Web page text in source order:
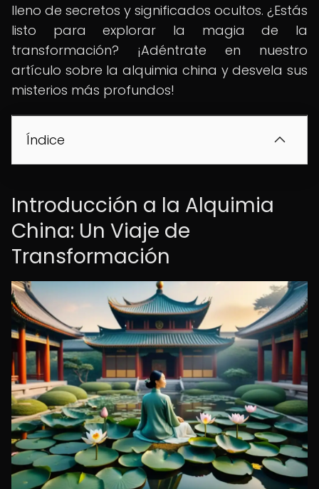
lleno de secretos y significados ocultos. ¿Estás
listo para explorar la magia de la
transformación? ¡Adéntrate en nuestro
artículo sobre la alquimia china y desvela sus
misterios más profundos!
Índice
Introducción a la Alquimia
China: Un Viaje de
Transformación